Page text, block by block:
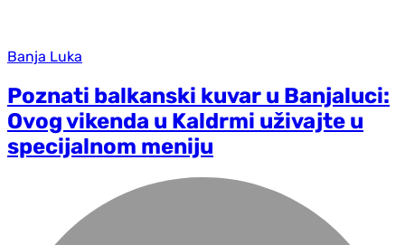
Banja Luka
Poznati balkanski kuvar u Banjaluci:
Ovog vikenda u Kaldrmi uživajte u
specijalnom meniju